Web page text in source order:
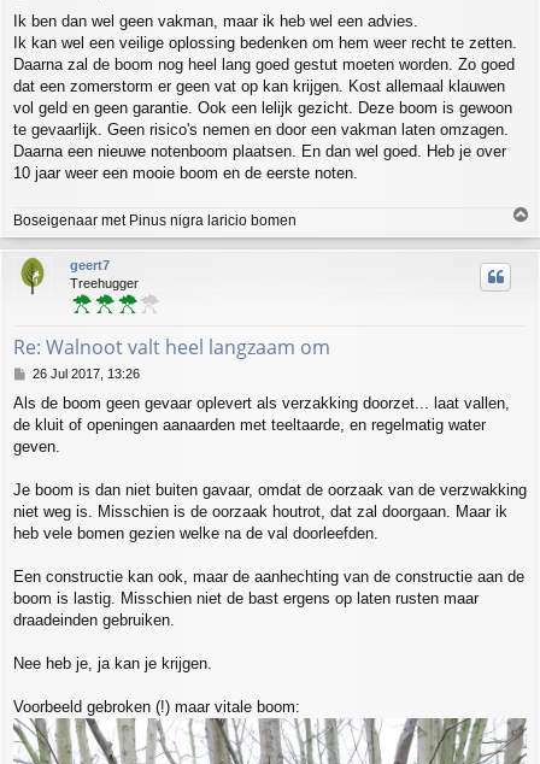
s
Ik ben dan wel geen vakman, maar ik heb wel een advies.
Ik kan wel een veilige oplossing bedenken om hem weer recht te zetten.
Daarna zal de boom nog heel lang goed gestut moeten worden. Zo goed
dat een zomerstorm er geen vat op kan krijgen. Kost allemaal klauwen
vol geld en geen garantie. Ook een lelijk gezicht. Deze boom is gewoon
te gevaarlijk. Geen risico's nemen en door een vakman laten omzagen.
Daarna een nieuwe notenboom plaatsen. En dan wel goed. Heb je over
10 jaar weer een mooie boom en de eerste noten.
Boseigenaar met Pinus nigra laricio bomen
o
p
geert7
Treehugger
Re: Walnoot valt heel langzaam om
P
s
t
26 Jul 2017, 13:26
Als de boom geen gevaar oplevert als verzakking doorzet... laat vallen,
de kluit of openingen aanaarden met teeltaarde, en regelmatig water
geven.
Je boom is dan niet buiten gavaar, omdat de oorzaak van de verzwakking
niet weg is. Misschien is de oorzaak houtrot, dat zal doorgaan. Maar ik
heb vele bomen gezien welke na de val doorleefden.
Een constructie kan ook, maar de aanhechting van de constructie aan de
boom is lastig. Misschien niet de bast ergens op laten rusten maar
draadeinden gebruiken.
Nee heb je, ja kan je krijgen.
Voorbeeld gebroken (!) maar vitale boom: